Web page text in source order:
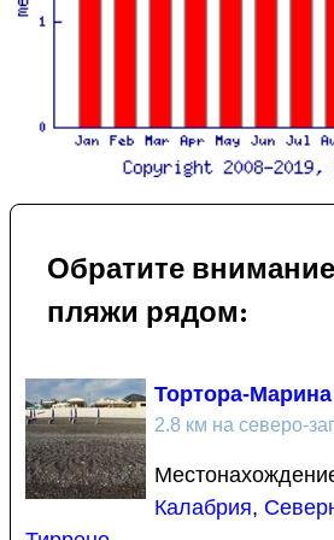
Обратите
пляжи рядом:
Тортора-Марина
2.8 км на северо-
Калабрия,